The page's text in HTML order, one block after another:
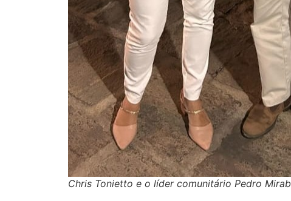
Chris Tonietto e o líder comunitário Pedro